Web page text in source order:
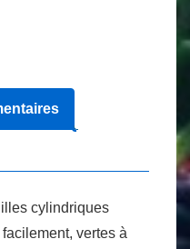
cylindriques
vertes à